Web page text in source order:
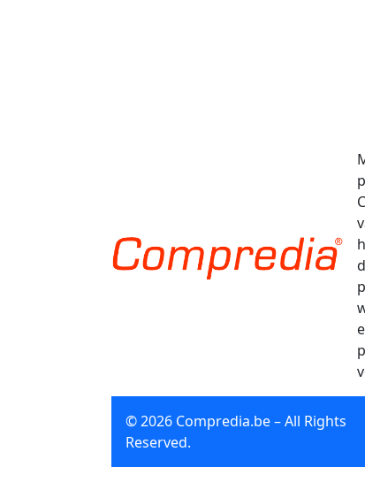
© 2026 Compredia.be – All Rights
Reserved.